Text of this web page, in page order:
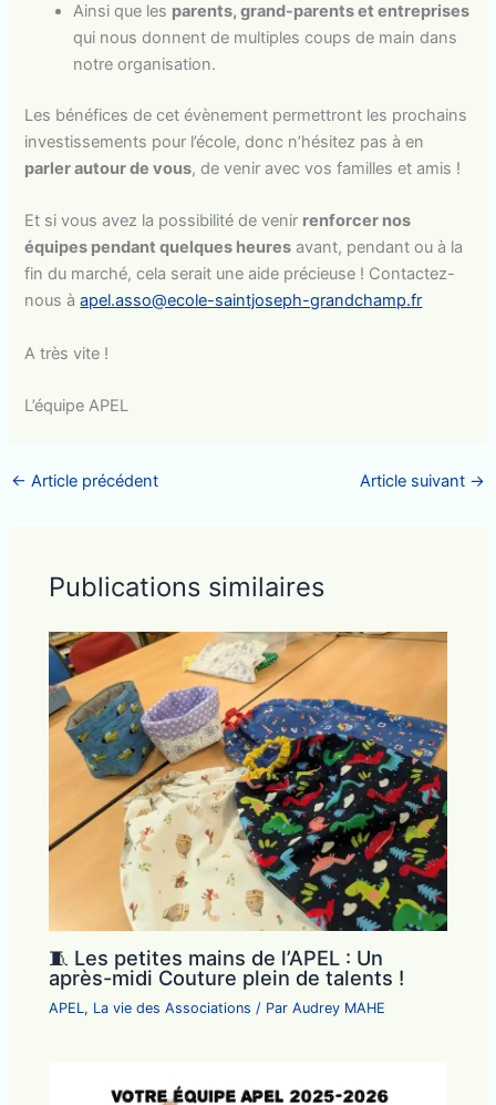
Ainsi que les parents, grand-parents et entreprises
qui nous donnent de multiples coups de main dans
notre organisation.
Les bénéfices de cet évènement permettront les prochains
investissements pour l’école, donc n’hésitez pas à en
parler autour de vous, de venir avec vos familles et amis !
Et si vous avez la possibilité de venir renforcer nos
équipes pendant quelques heures avant, pendant ou à la
fin du marché, cela serait une aide précieuse ! Contactez-
nous àapel.asso@ecole-saintjoseph-grandchamp.fr
A très vite !
L’équipe APEL
← Article précédent Article suivant →
Publications similaires
🧵 Les petites mains de l’APEL : Un
après-midi Couture plein de talents !
APEL , La vie des Associations / ParAudrey MAHE